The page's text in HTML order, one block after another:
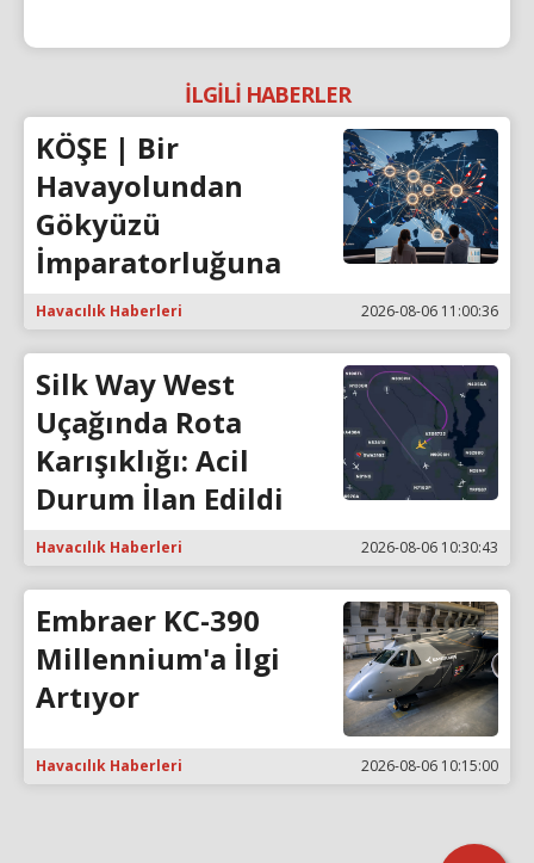
İLGİLİ HABERLER
KÖŞE | Bir
Havayolundan
Gökyüzü
İmparatorluğuna
Havacılık Haberleri 2026-08-06 11:00:36
Silk Way West
Uçağında Rota
Karışıklığı: Acil
Durum İlan Edildi
Havacılık Haberleri 2026-08-06 10:30:43
Embraer KC-390
Millennium'a İlgi
Artıyor
Havacılık Haberleri 2026-08-06 10:15:00